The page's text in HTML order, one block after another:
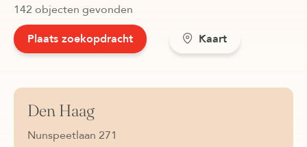
142 objecten gevonden
Plaats zoekopdracht
Kaart
Beschikbaar
Den Haag
Nunspeetlaan 271